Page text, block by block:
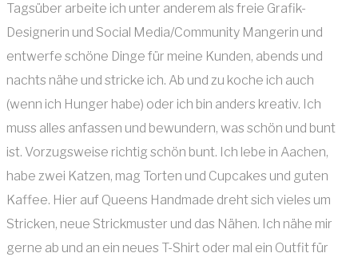
Tagsüber arbeite ich unter anderem als freie Grafik-
Designerin und Social Media/Community Mangerin und
entwerfe schöne Dinge für meine Kunden, abends und
nachts nähe und stricke ich. Ab und zu koche ich auch
(wenn ich Hunger habe) oder ich bin anders kreativ. Ich
muss alles anfassen und bewundern, was schön und bunt
ist. Vorzugsweise richtig schön bunt. Ich lebe in Aachen,
habe zwei Katzen, mag Torten und Cupcakes und guten
Kaffee. Hier auf Queens Handmade dreht sich vieles um
Stricken, neue Strickmuster und das Nähen. Ich nähe mir
gerne ab und an ein neues T-Shirt oder mal ein Outfit für